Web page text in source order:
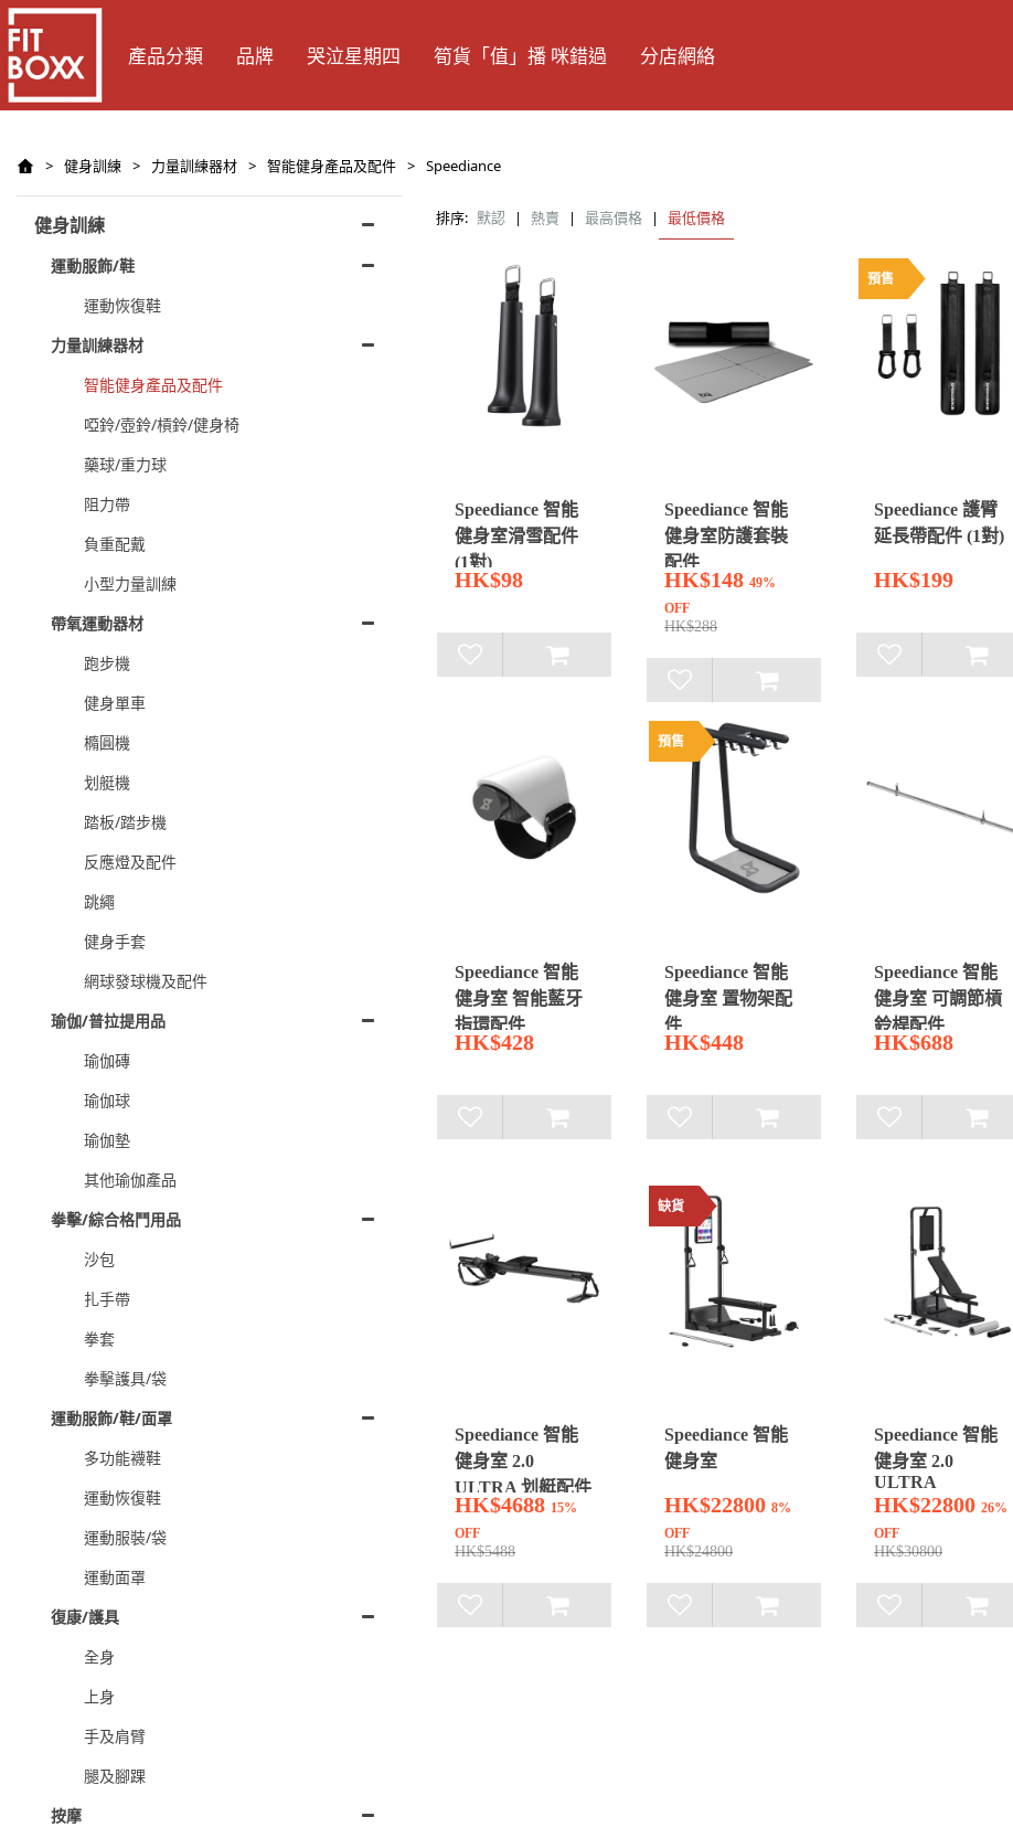
產品分類 品牌 哭泣星期四 筍貨「值」播 咪錯過 分店網絡
> 健身訓練 > 力量訓練器材 > 智能健身產品及配件 > Speediance
健身訓練
運動服飾/鞋
運動恢復鞋
力量訓練器材
智能健身產品及配件
啞鈴/壺鈴/槓鈴/健身椅
藥球/重力球
阻力帶
負重配戴
小型力量訓練
帶氧運動器材
跑步機
健身單車
橢圓機
划艇機
踏板/踏步機
反應燈及配件
跳繩
健身手套
網球發球機及配件
瑜伽/普拉提用品
瑜伽磚
瑜伽球
瑜伽墊
其他瑜伽產品
拳擊/綜合格鬥用品
沙包
扎手帶
拳套
拳擊護具/袋
運動服飾/鞋/面罩
多功能襪鞋
運動恢復鞋
運動服裝/袋
運動面罩
復康/護具
全身
上身
手及肩臂
腿及腳踝
按摩
排序: 默認 | 熱賣 | 最高價格 | 最低價格
Speediance 智能
健身室滑雪配件
(1對)
HK$98
Speediance 智能
健身室防護套裝
配件
HK$148 49%
OFF
HK$288
預售
Speediance 護臂
延長帶配件 (1對)
HK$199
Speediance 智能
健身室 智能藍牙
指環配件
HK$428
預售
Speediance 智能
健身室 置物架配
件
HK$448
Speediance 智能
健身室 可調節槓
鈴桿配件
HK$688
Speediance 智能
健身室 2.0
ULTRA 划艇配件
HK$4688 15%
OFF
HK$5488
缺貨
Speediance 智能
健身室
HK$22800 8%
OFF
HK$24800
Speediance 智能
健身室 2.0
ULTRA
HK$22800 26%
OFF
HK$30800